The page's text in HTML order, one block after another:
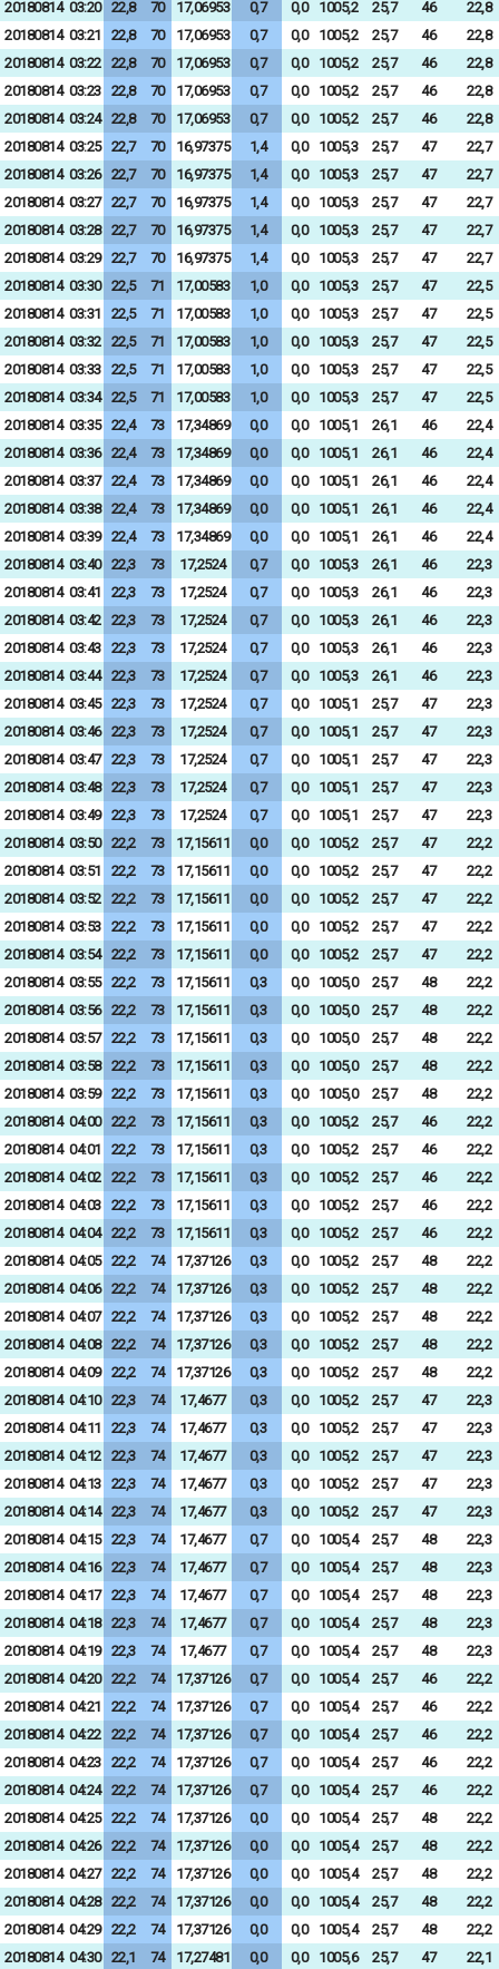
20180814 03:20 22,8 70 17,06953 0,7 0,0 1005,2 25,7 46
22,8
20180814 03:21 22,8 70 17,06953 0,7 0,0 1005,2 25,7 46
22,8
20180814 03:22 22,8 70 17,06953 0,7 0,0 1005,2 25,7 46
22,8
20180814 03:23 22,8 70 17,06953 0,7 0,0 1005,2 25,7 46
22,8
20180814 03:24 22,8 70 17,06953 0,7 0,0 1005,2 25,7 46
22,8
20180814 03:25 22,7 70 16,97375 1,4 0,0 1005,3 25,7 47
22,7
20180814 03:26 22,7 70 16,97375 1,4 0,0 1005,3 25,7 47
22,7
20180814 03:27 22,7 70 16,97375 1,4 0,0 1005,3 25,7 47
22,7
20180814 03:28 22,7 70 16,97375 1,4 0,0 1005,3 25,7 47
22,7
20180814 03:29 22,7 70 16,97375 1,4 0,0 1005,3 25,7 47
22,7
20180814 03:30 22,5 71 17,00583 1,0 0,0 1005,3 25,7 47
22,5
20180814 03:31 22,5 71 17,00583 1,0 0,0 1005,3 25,7 47
22,5
20180814 03:32 22,5 71 17,00583 1,0 0,0 1005,3 25,7 47
22,5
20180814 03:33 22,5 71 17,00583 1,0 0,0 1005,3 25,7 47
22,5
20180814 03:34 22,5 71 17,00583 1,0 0,0 1005,3 25,7 47
22,5
20180814 03:35 22,4 73 17,34869 0,0 0,0 1005,1 26,1 46
22,4
20180814 03:36 22,4 73 17,34869 0,0 0,0 1005,1 26,1 46
22,4
20180814 03:37 22,4 73 17,34869 0,0 0,0 1005,1 26,1 46
22,4
20180814 03:38 22,4 73 17,34869 0,0 0,0 1005,1 26,1 46
22,4
20180814 03:39 22,4 73 17,34869 0,0 0,0 1005,1 26,1 46
22,4
20180814 03:40 22,3 73 17,2524 0,7 0,0 1005,3 26,1 46
22,3
20180814 03:41 22,3 73 17,2524 0,7 0,0 1005,3 26,1 46
22,3
20180814 03:42 22,3 73 17,2524 0,7 0,0 1005,3 26,1 46
22,3
20180814 03:43 22,3 73 17,2524 0,7 0,0 1005,3 26,1 46
22,3
20180814 03:44 22,3 73 17,2524 0,7 0,0 1005,3 26,1 46
22,3
20180814 03:45 22,3 73 17,2524 0,7 0,0 1005,1 25,7 47
22,3
20180814 03:46 22,3 73 17,2524 0,7 0,0 1005,1 25,7 47
22,3
20180814 03:47 22,3 73 17,2524 0,7 0,0 1005,1 25,7 47
22,3
20180814 03:48 22,3 73 17,2524 0,7 0,0 1005,1 25,7 47
22,3
20180814 03:49 22,3 73 17,2524 0,7 0,0 1005,1 25,7 47
22,3
20180814 03:50 22,2 73 17,15611 0,0 0,0 1005,2 25,7 47
22,2
20180814 03:51 22,2 73 17,15611 0,0 0,0 1005,2 25,7 47
22,2
20180814 03:52 22,2 73 17,15611 0,0 0,0 1005,2 25,7 47
22,2
20180814 03:53 22,2 73 17,15611 0,0 0,0 1005,2 25,7 47
22,2
20180814 03:54 22,2 73 17,15611 0,0 0,0 1005,2 25,7 47
22,2
20180814 03:55 22,2 73 17,15611 0,3 0,0 1005,0 25,7 48
22,2
20180814 03:56 22,2 73 17,15611 0,3 0,0 1005,0 25,7 48
22,2
20180814 03:57 22,2 73 17,15611 0,3 0,0 1005,0 25,7 48
22,2
20180814 03:58 22,2 73 17,15611 0,3 0,0 1005,0 25,7 48
22,2
20180814 03:59 22,2 73 17,15611 0,3 0,0 1005,0 25,7 48
22,2
20180814 04:00 22,2 73 17,15611 0,3 0,0 1005,2 25,7 46
22,2
20180814 04:01 22,2 73 17,15611 0,3 0,0 1005,2 25,7 46
22,2
20180814 04:02 22,2 73 17,15611 0,3 0,0 1005,2 25,7 46
22,2
20180814 04:03 22,2 73 17,15611 0,3 0,0 1005,2 25,7 46
22,2
20180814 04:04 22,2 73 17,15611 0,3 0,0 1005,2 25,7 46
22,2
20180814 04:05 22,2 74 17,37126 0,3 0,0 1005,2 25,7 48
22,2
20180814 04:06 22,2 74 17,37126 0,3 0,0 1005,2 25,7 48
22,2
20180814 04:07 22,2 74 17,37126 0,3 0,0 1005,2 25,7 48
22,2
20180814 04:08 22,2 74 17,37126 0,3 0,0 1005,2 25,7 48
22,2
20180814 04:09 22,2 74 17,37126 0,3 0,0 1005,2 25,7 48
22,2
20180814 04:10 22,3 74 17,4677 0,3 0,0 1005,2 25,7 47
22,3
20180814 04:11 22,3 74 17,4677 0,3 0,0 1005,2 25,7 47
22,3
20180814 04:12 22,3 74 17,4677 0,3 0,0 1005,2 25,7 47
22,3
20180814 04:13 22,3 74 17,4677 0,3 0,0 1005,2 25,7 47
22,3
20180814 04:14 22,3 74 17,4677 0,3 0,0 1005,2 25,7 47
22,3
20180814 04:15 22,3 74 17,4677 0,7 0,0 1005,4 25,7 48
22,3
20180814 04:16 22,3 74 17,4677 0,7 0,0 1005,4 25,7 48
22,3
20180814 04:17 22,3 74 17,4677 0,7 0,0 1005,4 25,7 48
22,3
20180814 04:18 22,3 74 17,4677 0,7 0,0 1005,4 25,7 48
22,3
20180814 04:19 22,3 74 17,4677 0,7 0,0 1005,4 25,7 48
22,3
20180814 04:20 22,2 74 17,37126 0,7 0,0 1005,4 25,7 46
22,2
20180814 04:21 22,2 74 17,37126 0,7 0,0 1005,4 25,7 46
22,2
20180814 04:22 22,2 74 17,37126 0,7 0,0 1005,4 25,7 46
22,2
20180814 04:23 22,2 74 17,37126 0,7 0,0 1005,4 25,7 46
22,2
20180814 04:24 22,2 74 17,37126 0,7 0,0 1005,4 25,7 46
22,2
20180814 04:25 22,2 74 17,37126 0,0 0,0 1005,4 25,7 48
22,2
20180814 04:26 22,2 74 17,37126 0,0 0,0 1005,4 25,7 48
22,2
20180814 04:27 22,2 74 17,37126 0,0 0,0 1005,4 25,7 48
22,2
20180814 04:28 22,2 74 17,37126 0,0 0,0 1005,4 25,7 48
22,2
20180814 04:29 22,2 74 17,37126 0,0 0,0 1005,4 25,7 48
22,2
20180814 04:30 22,1 74 17,27481 0,0 0,0 1005,6 25,7 47 22,1